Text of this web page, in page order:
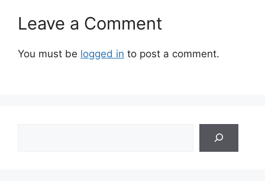
Leave a Comment
You must be logged in to post a comment.